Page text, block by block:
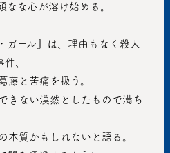
なな心が溶け始める。
、
藤と苦痛を扱う。
本質かもしれないと語る。